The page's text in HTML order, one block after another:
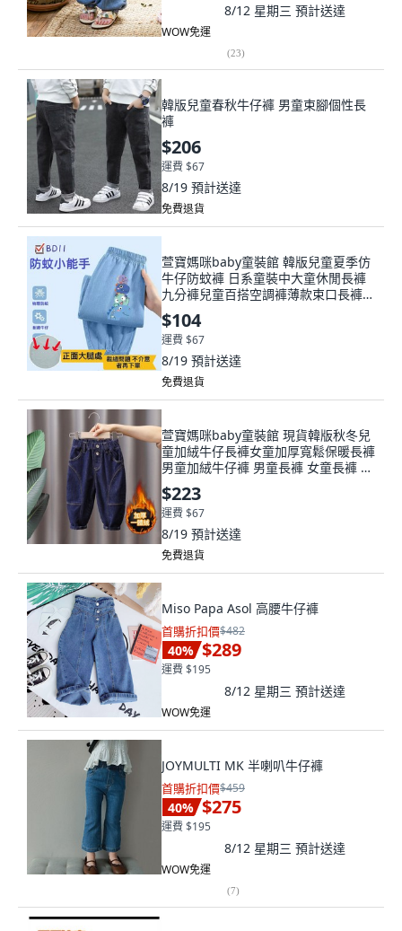
8/12 星期三 預計送達
WOW免運
(23)
韓版兒童春秋牛仔褲 男童束腳個性長
褲
$206
運費 $67
8/19 預計送達
免費退貨
萱寶媽咪baby童裝館 韓版兒童夏季仿
牛仔防蚊褲 日系童裝中大童休閒長褲
九分褲兒童百搭空調褲薄款束口長褲寬
鬆透氣防蚊彈力褲 萱寶媽咪
$104
運費 $67
8/19 預計送達
免費退貨
萱寶媽咪baby童裝館 現貨韓版秋冬兒
童加絨牛仔長褲女童加厚寬鬆保暖長褲
男童加絨牛仔褲 男童長褲 女童長褲 兒
童長褲 兒童加絨褲 牛仔褲童褲童裝
$223
運費 $67
8/19 預計送達
免費退貨
Miso Papa Asol 高腰牛仔褲
首購折扣價$482
40% $289
運費 $195
8/12 星期三 預計送達
WOW免運
JOYMULTI MK 半喇叭牛仔褲
首購折扣價$459
40% $275
運費 $195
8/12 星期三 預計送達
WOW免運
(7)